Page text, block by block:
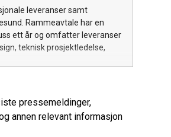
leveranser samt
Rammeavtale har en
ett år og omfatter leveranser
teknisk prosjektledelse,
pressemeldinger,
annen relevant informasjon